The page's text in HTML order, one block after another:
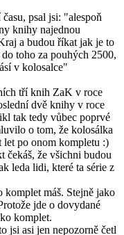
psal jsi: "alespoň
knihy najednou
a budou říkat jak je to
toho za pouhých 2500,
v kolosalce"
tří knih ZaK v roce
dvě knihy v roce
tak tedy vůbec poprvé
o tom, že kolosálka
let po onom kompletu :)
čekáš, že všichni budou
leda lidi, které ta série z
máš. Stejně jako
jde o dovydané
komplet.
jsi asi jen nepozorně četl